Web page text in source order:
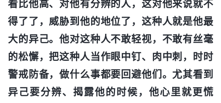
看比他高、对他有分辨的人，这对他来说就不
得了了，威胁到他的地位了，这种人就是他最
大的异己。他对这种人不敢轻视，不敢有丝毫
的松懈，把这种人当作眼中钉、肉中刺，时时
警戒防备，做什么事都要回避他们。尤其看到
异己要分辨、揭露他的时候，他心里就更慌